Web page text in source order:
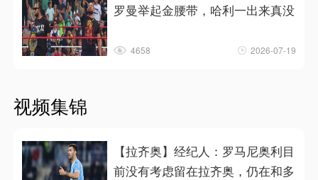
罗曼举起金腰带，哈利一出来真没
4658 2026-07-19
视频集锦
【拉齐奥】经纪人：罗马尼奥利目
前没有考虑留在拉齐奥，仍在和多